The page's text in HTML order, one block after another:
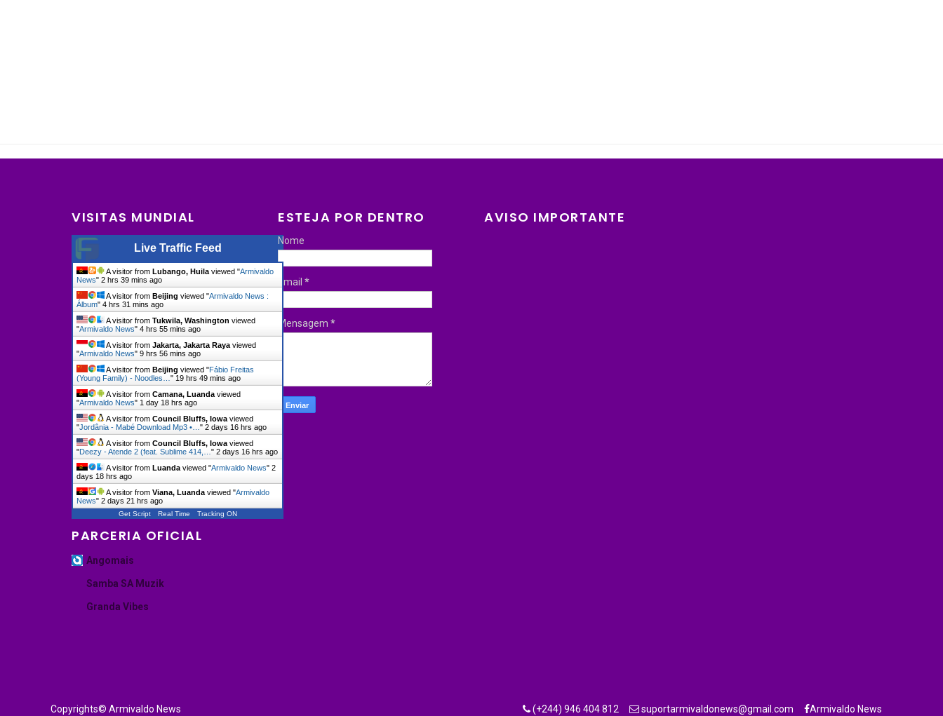
VISITAS MUNDIAL
Live Traffic Feed
A visitor from Lubango, Huila viewed "Armivaldo
News" 2 hrs 39 mins ago
A visitor from Beijing viewed "Armivaldo News :
Álbum" 4 hrs 31 mins ago
A visitor from Tukwila, Washington viewed
"Armivaldo News" 4 hrs 55 mins ago
A visitor from Jakarta, Jakarta Raya viewed
"Armivaldo News" 9 hrs 56 mins ago
A visitor from Beijing viewed "Fábio Freitas
(Young Family) - Noodles… " 19 hrs 49 mins ago
A visitor from Camana, Luanda viewed
"Armivaldo News" 1 day 18 hrs ago
A visitor from Council Bluffs, Iowa viewed
"Jordânia - Mabé Download Mp3 •… " 2 days 16 hrs ago
A visitor from Council Bluffs, Iowa viewed
"Deezy - Atende 2 (feat. Sublime 414,… " 2 days 16 hrs ago
A visitor from Luanda viewed "Armivaldo News" 2
days 18 hrs ago
A visitor from Viana, Luanda viewed "Armivaldo
News" 2 days 21 hrs ago
Get Script Real Time Tracking ON
PARCERIA OFICIAL
Angomais
Samba SA Muzik
Granda Vibes
ESTEJA POR DENTRO
Nome
Email *
Mensagem *
AVISO IMPORTANTE
Copyrights© Armivaldo News (+244) 946 404 812 suportarmivaldonews@gmail.com Armivaldo News